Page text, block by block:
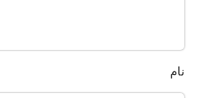
نام